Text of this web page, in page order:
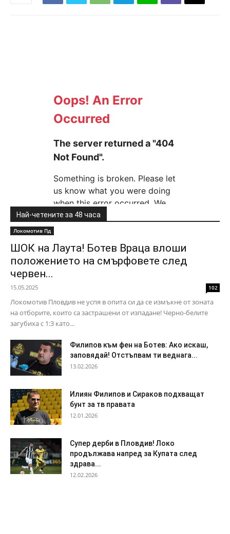
Най-четените за 48 часа
Локомотив Пд
ШОК на Лаута! Ботев Враца влоши
положението на смърфовете след
червен...
15.05.2025 102
Локомотив Пловдив не успя в опита си да се измъкне от зоната
на отборите, които са застрашени от изпадане! Черно-белите
загубиха с 1:3 като...
Филипов към фен на Ботев: Ако искаш,
заповядай! Отстъпвам ти веднага...
13.02.2026
Илиян Филипов и Сираков подхващат
бунт за тв правата
12.01.2026
Супер дерби в Пловдив! Локо
продължава напред за Купата след
здрава...
12.02.2026